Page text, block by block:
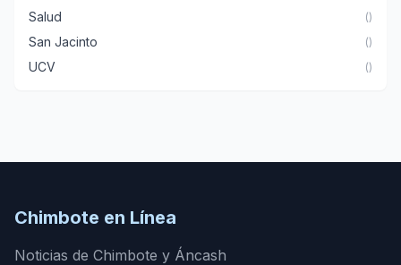
Salud ()
San Jacinto ()
UCV ()
Chimbote en Línea
Noticias de Chimbote y Áncash